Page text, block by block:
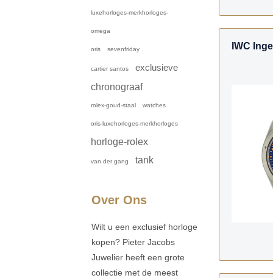
luxehorloges-merkhorloges-
omega
oris sevenfriday
cartier santos
exclusieve
chronograaf
rolex-goud-staal watches
oris-luxehorloges-merkhorloges
horloge-rolex
van der gang tank
Over Ons
Wilt u een exclusief horloge
kopen? Pieter Jacobs
Juwelier heeft een grote
collectie met de meest
IWC